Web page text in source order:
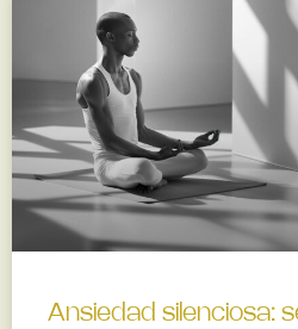
Ansiedad silenciosa: